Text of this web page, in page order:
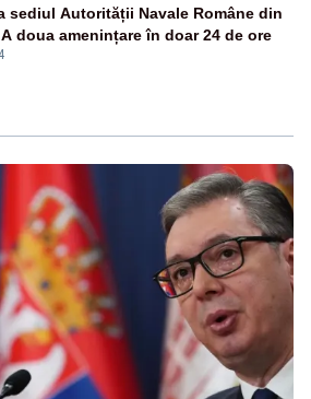
sediul Autorității Navale Române din
doua amenințare în doar 24 de ore